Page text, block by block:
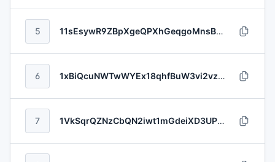
5 11sEsywR9ZBpXgeQPXhGeqgoMnsBBGWC
6 1xBiQcuNWTwWYEx18qhfBuW3vi2vzP9B
7 1VkSqrQZNzCbQN2iwt1mGdeiXD3UPaFU5